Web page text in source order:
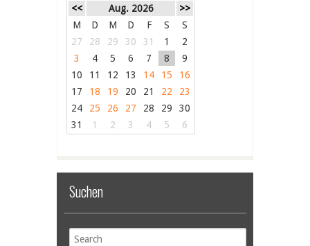
<< Aug. 2026
>>
M
D M D F S
S
27
28 29 30 31 1
2
3
4 5 6 7 8
9
10
11 12 13 14 15
16
17
18 19 20 21 22
23
24
25 26 27 28 29
30
31
1 2 3 4 5 6
Suchen